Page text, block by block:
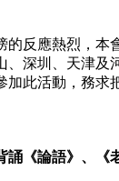
的反應熱烈， 本
、深圳、天津及
加此活動，務求
誦《論語》、《